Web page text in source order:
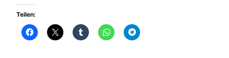
Teilen: